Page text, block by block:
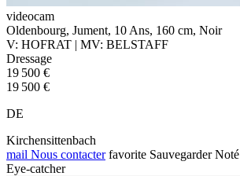
videocam
Oldenbourg, Jument, 10 Ans, 160 cm, Noir
V: HOFRAT | MV: BELSTAFF
Dressage
19 500 €
19 500 €
DE
Kirchensittenbach
mail Nous contacter favorite Sauvegarder Noté
Eye-catcher